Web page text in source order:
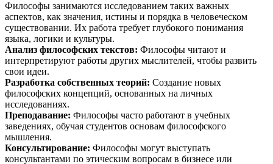
Философы занимаются исследованием таких важных
аспектов, как значения, истины и порядка в человеческом
существовании. Их работа требует глубокого понимания
языка, логики и культуры.
Анализ философских текстов: Философы читают и
интерпретируют работы других мыслителей, чтобы развить
свои идеи.
Разработка собственных теорий: Создание новых
философских концепций, основанных на личных
исследованиях.
Преподавание: Философы часто работают в учебных
заведениях, обучая студентов основам философского
мышления.
Консультирование: Философы могут выступать
консультантами по этическим вопросам в бизнесе или